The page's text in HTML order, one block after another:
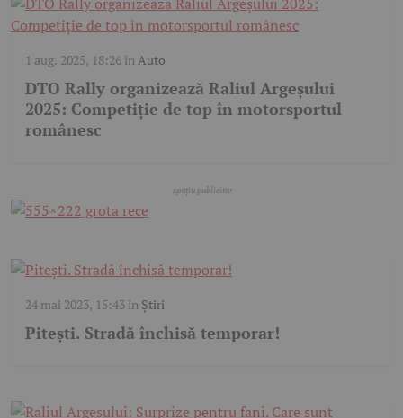
1 aug. 2025, 18:26 înAuto
DTO Rally organizează Raliul Argeșului
2025: Competiție de top în motorsportul
românesc
24 mai 2023, 15:43 în Știri
Pitești. Stradă închisă temporar!